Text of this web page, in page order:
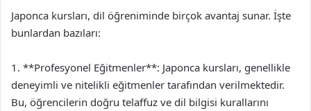
Japonca kursları, dil öğreniminde birçok avantaj sunar. İşte
bunlardan bazıları:
1. **Profesyonel Eğitmenler**: Japonca kursları, genellikle
deneyimli ve nitelikli eğitmenler tarafından verilmektedir.
Bu, öğrencilerin doğru telaffuz ve dil bilgisi kurallarını